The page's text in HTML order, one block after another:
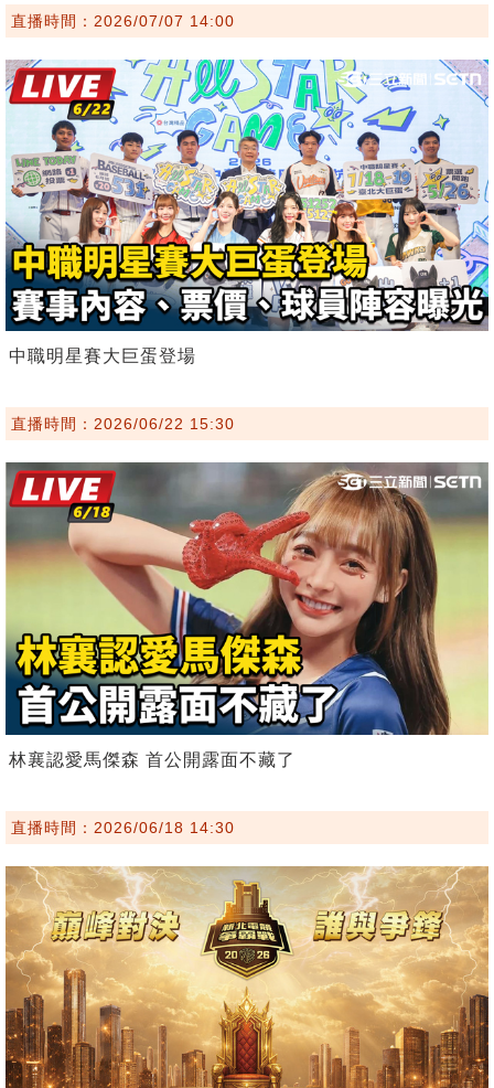
直播時間：2026/07/07 14:00
中職明星賽大巨蛋登場
直播時間：2026/06/22 15:30
林襄認愛馬傑森 首公開露面不藏了
直播時間：2026/06/18 14:30